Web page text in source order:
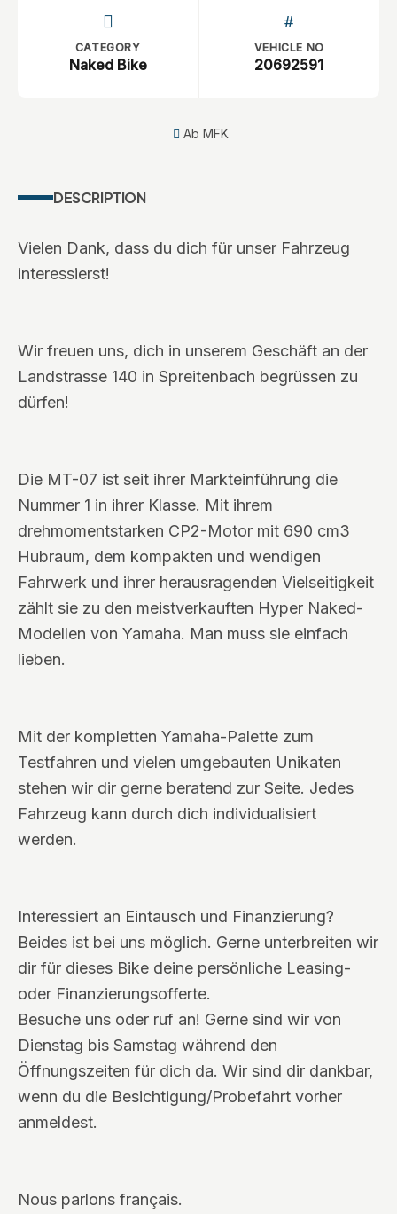
CATEGORY
Naked Bike
VEHICLE NO
20692591
Ab MFK
DESCRIPTION
Vielen Dank, dass du dich für unser Fahrzeug
interessierst!
Wir freuen uns, dich in unserem Geschäft an der
Landstrasse 140 in Spreitenbach begrüssen zu
dürfen!
Die MT-07 ist seit ihrer Markteinführung die
Nummer 1 in ihrer Klasse. Mit ihrem
drehmomentstarken CP2-Motor mit 690 cm3
Hubraum, dem kompakten und wendigen
Fahrwerk und ihrer herausragenden Vielseitigkeit
zählt sie zu den meistverkauften Hyper Naked-
Modellen von Yamaha. Man muss sie einfach
lieben.
Mit der kompletten Yamaha-Palette zum
Testfahren und vielen umgebauten Unikaten
stehen wir dir gerne beratend zur Seite. Jedes
Fahrzeug kann durch dich individualisiert
werden.
Interessiert an Eintausch und Finanzierung?
Beides ist bei uns möglich. Gerne unterbreiten wir
dir für dieses Bike deine persönliche Leasing-
oder Finanzierungsofferte.
Besuche uns oder ruf an! Gerne sind wir von
Dienstag bis Samstag während den
Öffnungszeiten für dich da. Wir sind dir dankbar,
wenn du die Besichtigung/Probefahrt vorher
anmeldest.
Nous parlons français.